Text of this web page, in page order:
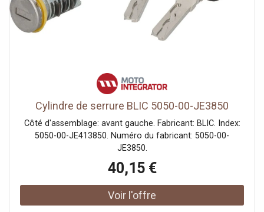
Cylindre de serrure BLIC 5050-00-JE3850
Côté d'assemblage: avant gauche. Fabricant: BLIC. Index:
5050-00-JE413850. Numéro du fabricant: 5050-00-
JE3850.
40,15 €